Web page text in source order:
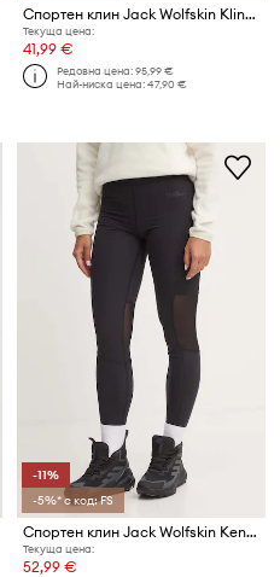
Спортен клин Jack Wolfskin Klintal
Текуща цена:
41,99 €
Редовна цена:95,99 €
Най-ниска цена:47,90 €
-11%
-5%* с код: FS
Спортен клин Jack Wolfskin Kensteig
Текуща цена:
52,99 €